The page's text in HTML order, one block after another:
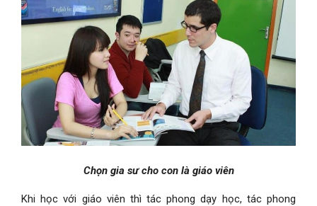
Chọn gia sư cho con là giáo viên
Khi học với giáo viên thì tác phong dạy học, tác phong